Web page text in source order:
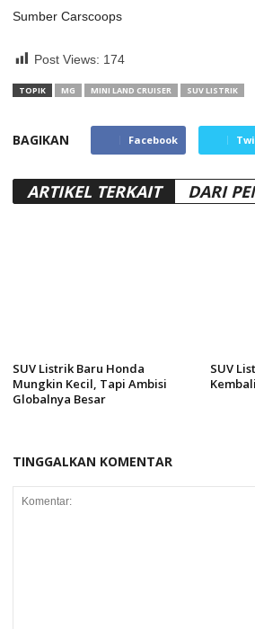
Sumber Carscoops
Post Views: 174
TOPIK MG MINI LAND CRUISER SUV LISTRIK
BAGIKAN Facebook
ARTIKEL TERKAIT DARI
SUV Listrik Baru Honda
Mungkin Kecil, Tapi Ambisi
Globalnya Besar
SUV
TINGGALKAN KOMENTAR